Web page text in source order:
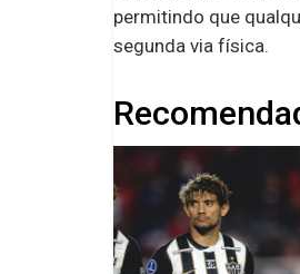
permitindo que
segunda via física.